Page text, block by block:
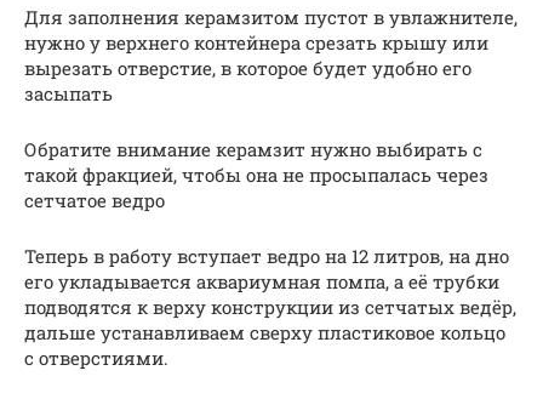
Для заполнения керамзитом пустот в увлажнителе,
нужно у верхнего контейнера срезать крышу или
вырезать отверстие, в которое будет удобно его
засыпать
Обратите внимание керамзит нужно выбирать с
такой фракцией, чтобы она не просыпалась через
сетчатое ведро
Теперь в работу вступает ведро на 12 литров, на дно
его укладывается аквариумная помпа, а её трубки
подводятся к верху конструкции из сетчатых ведёр,
дальше устанавливаем сверху пластиковое кольцо
с отверстиями.